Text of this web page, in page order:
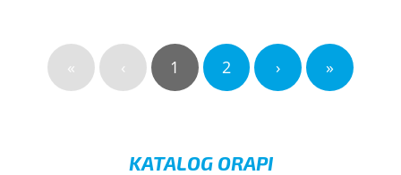
« ‹ 1 2 › »
KATALOG ORAPI